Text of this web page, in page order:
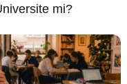
mi?